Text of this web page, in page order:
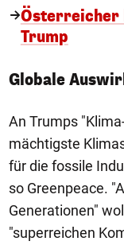
Österreicher
Trump
Globale
An Trumps
mächtigste
für die fossile
so Greenpeace.
Generationen"
"superreichen